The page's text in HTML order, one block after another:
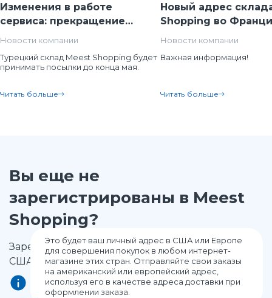
Изменения в работе
сервиса: прекращение
доставки заказов из Турции
Новости компании
Турецкий склад Meest Shopping будет
принимать посылки до конца мая.
Читать больше
Новый адрес
Shopping во
Новости компании
Важная информация!
Читать больше
Вы еще не
зарегистрированы в Meest
Shopping?
Зарегистрируйтесь и получите адрес в Европе и
США от Meest Shopping!
Это будет ваш личный адрес в США или Европе
для совершения покупок в любом интернет-
магазине этих стран. Отправляйте свои заказы
на американский или европейский адрес,
используя его в качестве адреса доставки при
оформлении заказа.